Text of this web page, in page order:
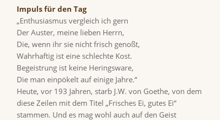
Impuls für den Tag
„Enthusiasmus vergleich ich gern
Der Auster, meine lieben Herrn,
Die, wenn ihr sie nicht frisch genoßt,
Wahrhaftig ist eine schlechte Kost.
Begeistrung ist keine Heringsware,
Die man einpökelt auf einige Jahre.“
Heute, vor 193 Jahren, starb J.W. von Goethe, von dem
diese Zeilen mit dem Titel „Frisches Ei, gutes Ei“
stammen. Und es mag wohl auch auf den Geist